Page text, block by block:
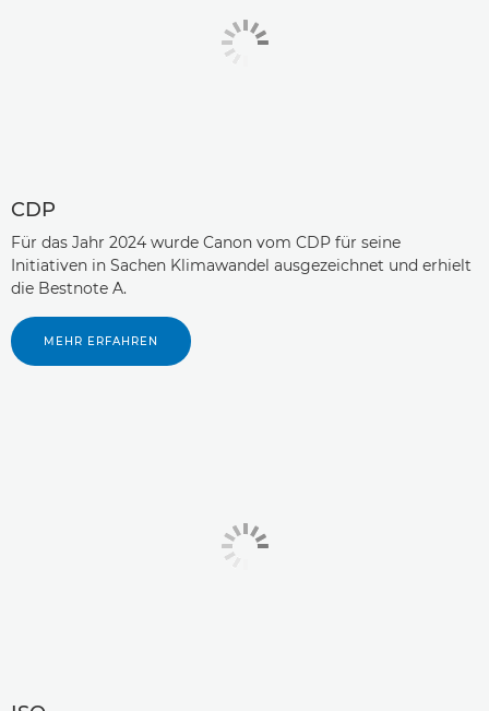
CDP
Für das Jahr 2024 wurde Canon vom CDP für seine
Initiativen in Sachen Klimawandel ausgezeichnet und erhielt
die Bestnote A.
MEHR ERFAHREN